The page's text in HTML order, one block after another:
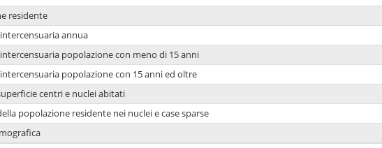
residente
annua
popolazione con meno di 15 anni
popolazione con 15 anni ed oltre
centri e nuclei abitati
popolazione residente nei nuclei e case sparse